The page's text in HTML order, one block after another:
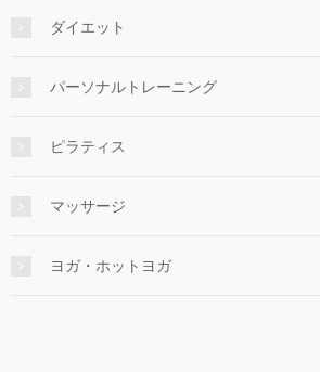
ダイエット
パーソナルトレーニング
ピラティス
マッサージ
ヨガ・ホットヨガ